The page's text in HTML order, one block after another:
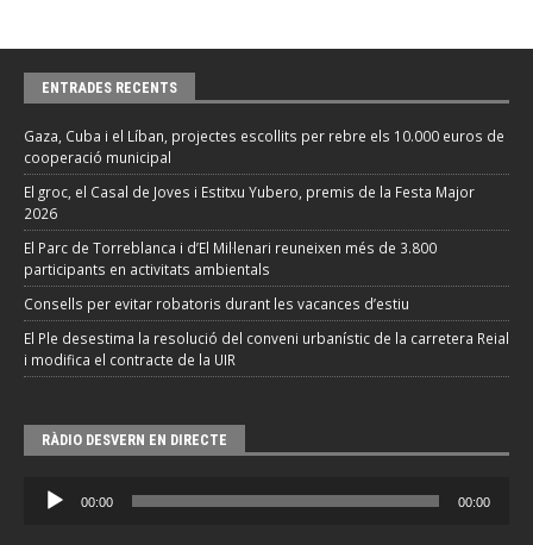
ENTRADES RECENTS
Gaza, Cuba i el Líban, projectes escollits per rebre els 10.000 euros de
cooperació municipal
El groc, el Casal de Joves i Estitxu Yubero, premis de la Festa Major
2026
El Parc de Torreblanca i d’El Mil·lenari reuneixen més de 3.800
participants en activitats ambientals
Consells per evitar robatoris durant les vacances d’estiu
El Ple desestima la resolució del conveni urbanístic de la carretera Reial
i modifica el contracte de la UIR
RÀDIO DESVERN EN DIRECTE
Reproductor
d'àudio
00:00 00:00